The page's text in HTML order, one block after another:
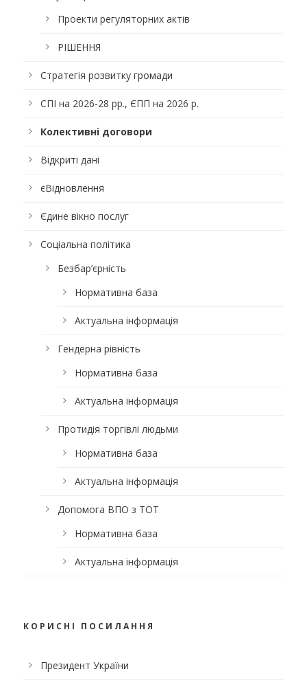
Проекти регуляторних актів
РІШЕННЯ
Стратегія розвитку громади
СПІ на 2026-28 рр., ЄПП на 2026 р.
Колективні договори
Відкриті дані
єВідновлення
Єдине вікно послуг
Соціальна політика
Безбар’єрність
Нормативна база
Актуальна інформація
Гендерна рівність
Нормативна база
Актуальна інформація
Протидія торгівлі людьми
Нормативна база
Актуальна інформація
Допомога ВПО з ТОТ
Нормативна база
Актуальна інформація
КОРИСНІ ПОСИЛАННЯ
Президент України